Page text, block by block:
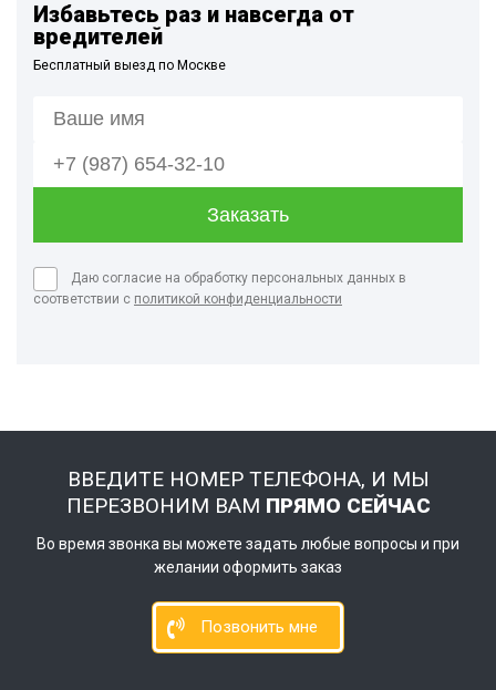
Избавьтесь раз и навсегда от
вредителей
Бесплатный выезд по Москве
Даю согласие на обработку персональных данных в
соответствии с политикой конфиденциальности
ВВЕДИТЕ НОМЕР ТЕЛЕФОНА, И МЫ
ПЕРЕЗВОНИМ ВАМ ПРЯМО СЕЙЧАС
Во время звонка вы можете задать любые вопросы и при
желании оформить заказ
Позвонить мне